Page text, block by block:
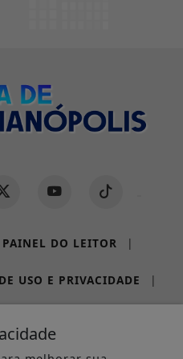
PAINEL DO LEITOR |
USO E PRIVACIDADE |